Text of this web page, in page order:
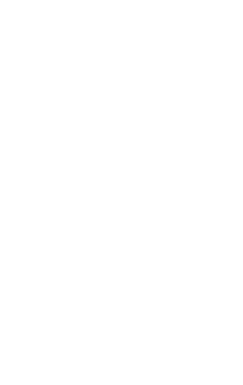
todos os direitos desses
ou que, de qualquer outra
direitos, necessários para os
Direitos de Propriedade
aceita que: (i) todo o
Enviados deve ser
enviar comentários que saiba
ou enganosos e/ou que
difamatórios, injuriosos,
ameaçadores ou
para qualquer pessoa; (iii)
que infrinjam os Direitos
de terceiros ou outros
ou direitos de divulgação ou
vai enviar comentários que
os decretos ou as
(v) não vai enviar
tenha sido compensado ou